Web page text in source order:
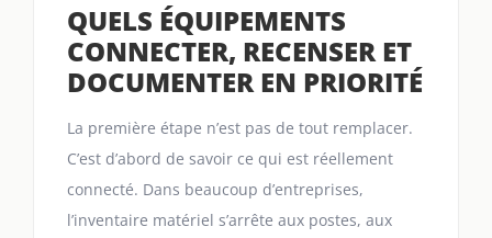
QUELS ÉQUIPEMENTS
CONNECTER, RECENSER ET
DOCUMENTER EN PRIORITÉ
La première étape n’est pas de tout remplacer.
C’est d’abord de savoir ce qui est réellement
connecté. Dans beaucoup d’entreprises,
l’inventaire matériel s’arrête aux postes, aux